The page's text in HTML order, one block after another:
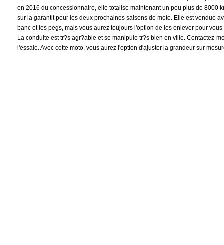
en 2016 du concessionnaire, elle totalise maintenant un peu plus de 8000
sur la garantit pour les deux prochaines saisons de moto. Elle est vendue
banc et les pegs, mais vous aurez toujours l'option de les enlever pour
La conduite est tr?s agr?able et se manipule tr?s bien en ville. Contactez-
l'essaie. Avec cette moto, vous aurez l'option d'ajuster la grandeur sur